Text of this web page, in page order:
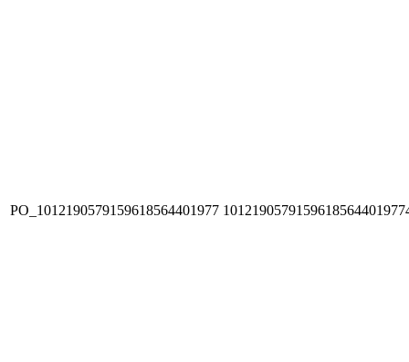
PO_1012190579159618564401977